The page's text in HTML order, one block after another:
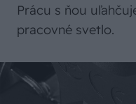
Prácu s ňou
pracovné svetlo.